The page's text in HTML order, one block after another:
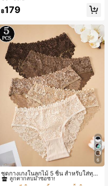
฿179
6
ชุดกางเกงในลูกไม้ 5 ชิ้น สำหรับใส่ทุกวั
น
#1 ขายดี
ลูกค้ากลับมาซื้อซ้ำ!
#1 ขายดี
#1 ขายดี